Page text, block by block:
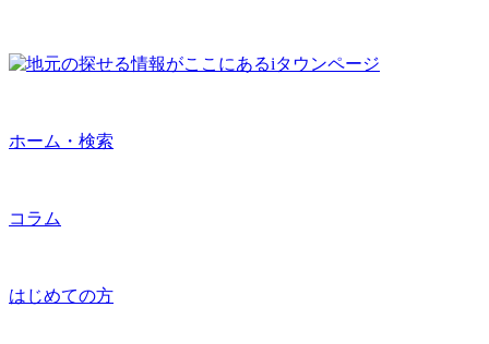
ホーム・検索
コラム
はじめての方